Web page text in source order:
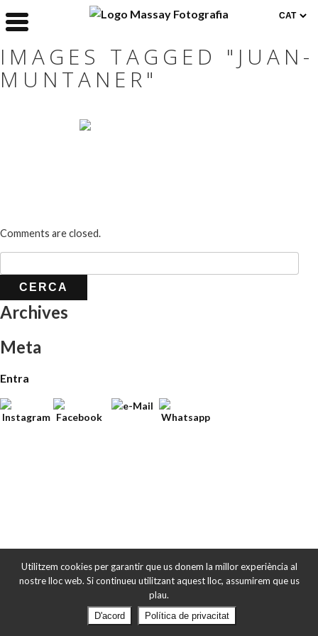
IMAGES TAGGED "JUAN-
MUNTANER"
Comments are closed.
Archives
Meta
Entra
Utilitzem cookies per garantir que us donem la millor experiència al
nostre lloc web. Si continueu utilitzant aquest lloc, assumirem que us
plau.
D'acord Política de privacitat